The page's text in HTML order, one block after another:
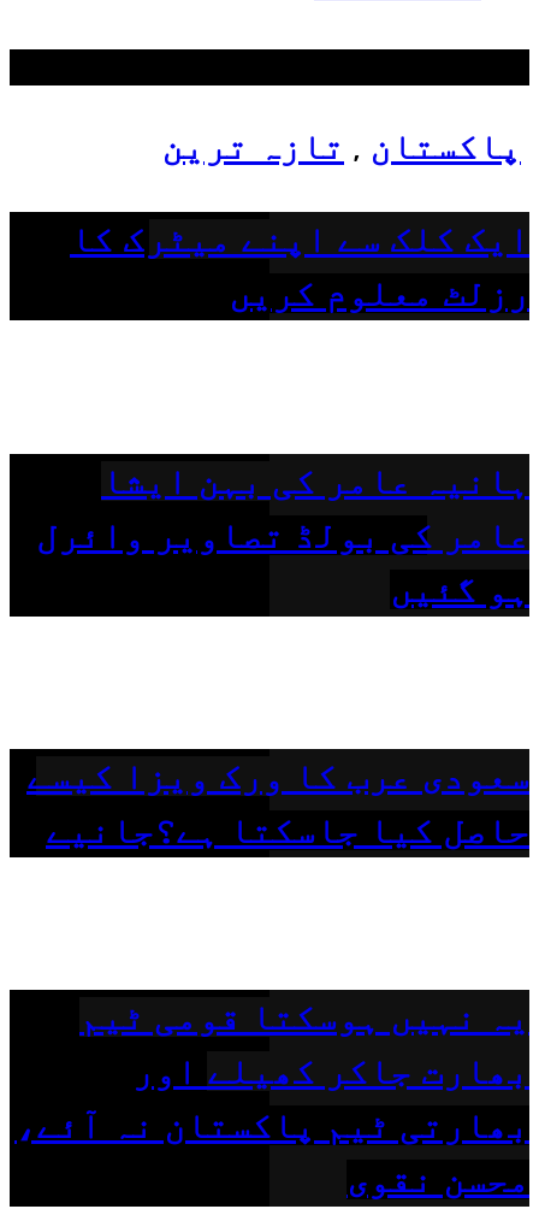
پاکستان , تازہ ترین
ایک کلک سے اپنے میٹرک کا
رزلٹ معلوم کریں
ہانیہ عامر کی بہن ایشا
عامر کی بولڈ تصاویر وائرل
ہو گئیں
سعودی عرب کا ورک ویزا کیسے
حاصل کیا جاسکتا ہے؟جانیے
یہ نہیں ہوسکتا قومی ٹیم
بھارت جاکر کھیلے اور
بھارتی ٹیم پاکستان نہ آئے،
محسن نقوی